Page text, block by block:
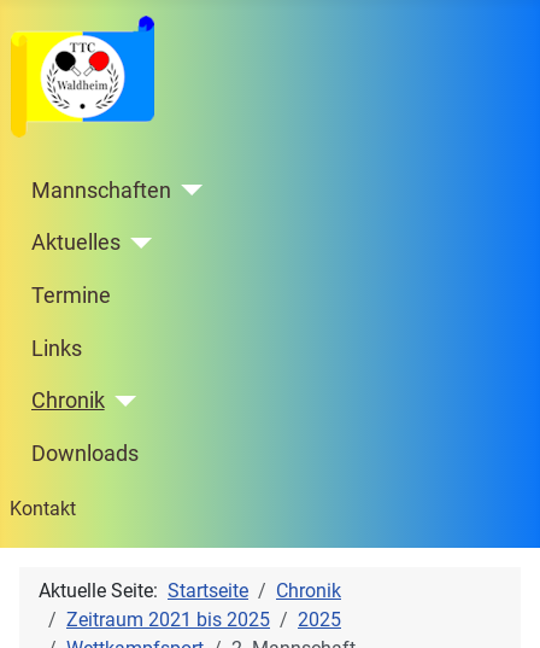
Mannschaften
Aktuelles
Termine
Links
Chronik
Downloads
Kontakt
Aktuelle Seite: Startseite
Chronik
Zeitraum 2021 bis 2025
2025